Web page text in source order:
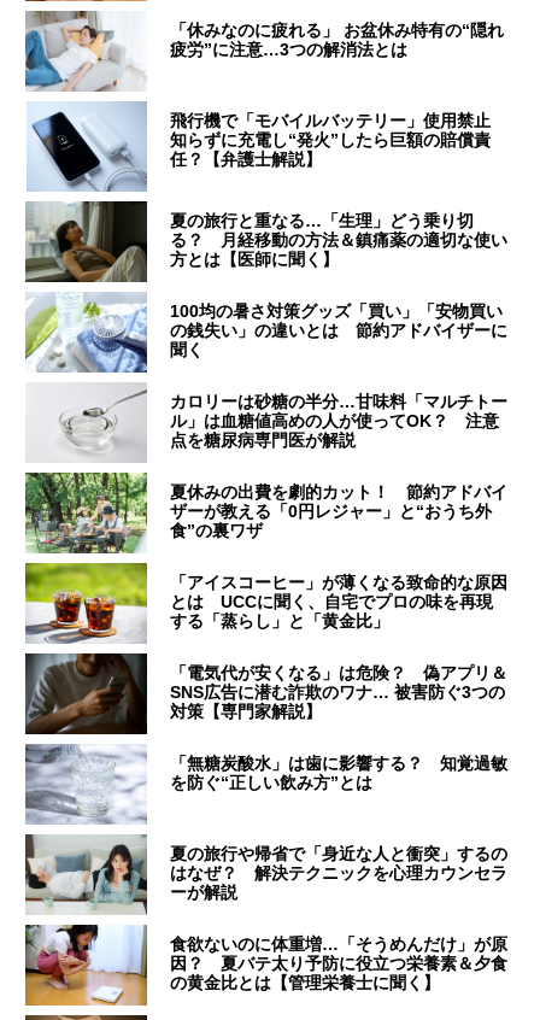
「休みなのに疲れる」 お盆休み特有の“隠れ
疲労”に注意…3つの解消法とは
飛行機で「モバイルバッテリー」使用禁止
知らずに充電し“発火”したら巨額の賠償責
任？【弁護士解説】
夏の旅行と重なる…「生理」どう乗り切
る？ 月経移動の方法＆鎮痛薬の適切な使い
方とは【医師に聞く】
100均の暑さ対策グッズ「買い」「安物買い
の銭失い」の違いとは 節約アドバイザーに
聞く
カロリーは砂糖の半分…甘味料「マルチトー
ル」は血糖値高めの人が使ってOK？ 注意
点を糖尿病専門医が解説
夏休みの出費を劇的カット！ 節約アドバイ
ザーが教える「0円レジャー」と“おうち外
食”の裏ワザ
「アイスコーヒー」が薄くなる致命的な原因
とは UCCに聞く、自宅でプロの味を再現
する「蒸らし」と「黄金比」
「電気代が安くなる」は危険？ 偽アプリ＆
SNS広告に潜む詐欺のワナ… 被害防ぐ3つの
対策【専門家解説】
「無糖炭酸水」は歯に影響する？ 知覚過敏
を防ぐ“正しい飲み方”とは
夏の旅行や帰省で「身近な人と衝突」するの
はなぜ？ 解決テクニックを心理カウンセラ
ーが解説
食欲ないのに体重増…「そうめんだけ」が原
因？ 夏バテ太り予防に役立つ栄養素＆夕食
の黄金比とは【管理栄養士に聞く】